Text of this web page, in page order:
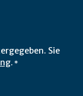
Sie
. *